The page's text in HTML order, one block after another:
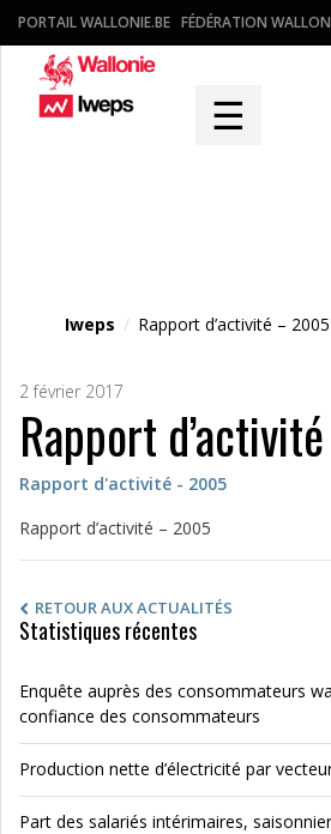
PORTAIL WALLONIE.BE FÉDÉRATION
☰
Iweps / Rapport d’activité – 2005
2 février 2017
Rapport
Rapport d'activité - 2005
Rapport d’activité – 2005
RETOUR AUX ACTUALITÉS
Statistiques récentes
Enquête auprès des consommateurs
confiance des consommateurs
Production nette d’électricité par
Part des salariés intérimaires,